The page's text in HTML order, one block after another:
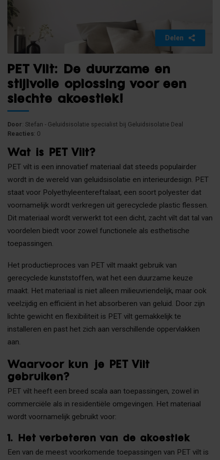
Delen
PET Vilt: De duurzame en
stijlvolle oplossing voor een
slechte akoestiek!
Door: Stefan - Geluidsisolatie specialist bij Geluidsisolatie Deal
Reacties: 0
Wat is PET Vilt?
PET vilt is een innovatief materiaal dat steeds populairder
wordt in de wereld van geluidsisolatie en interieurdesign. PET
staat voor Polyethyleentereftalaat, een soort polyester dat
voornamelijk wordt verkregen uit gerecyclede plastic flessen.
Dit materiaal wordt verwerkt tot een dicht, zacht vilt dat tal van
voordelen biedt voor zowel functionele als esthetische
toepassingen.
Het productieproces van PET vilt maakt gebruik van
gerecyclede kunststoffen, wat het een duurzame keuze
maakt. Het materiaal is niet alleen milieuvriendelijk, maar ook
veelzijdig en efficiënt in het absorberen van geluid. Door zijn
lichte gewicht en flexibiliteit is PET vilt gemakkelijk te
installeren en past het zich aan verschillende oppervlakken
aan.
Waarvoor kun je PET Vilt
gebruiken?
PET vilt heeft een breed scala aan toepassingen, zowel in
commerciële als in residentiële omgevingen. Het materiaal
wordt voornamelijk gebruikt voor:
1. Het verbeteren van de akoestiek
Een van de meest voorkomende toepassingen van PET vilt is